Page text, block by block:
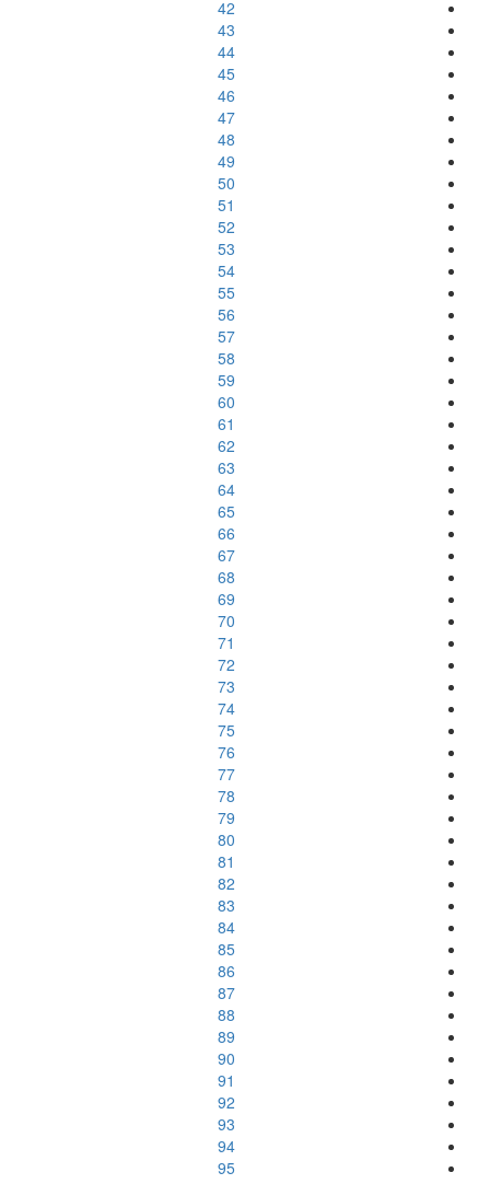
42
43
44
45
46
47
48
49
50
51
52
53
54
55
56
57
58
59
60
61
62
63
64
65
66
67
68
69
70
71
72
73
74
75
76
77
78
79
80
81
82
83
84
85
86
87
88
89
90
91
92
93
94
95